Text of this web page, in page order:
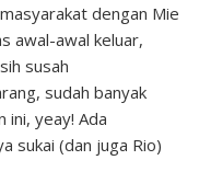
dengan Mie
awal-awal keluar,
susah
sudah banyak
ini, yeay! Ada
sukai (dan juga Rio)